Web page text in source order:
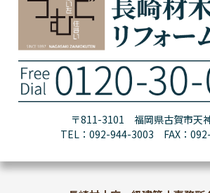
〒811-3101 福岡県古賀市天
TEL：092-944-3003 FAX：